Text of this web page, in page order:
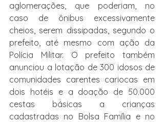
aglomerações, que poderiam, no
caso de ônibus excessivamente
cheios, serem dissipadas, segundo o
prefeito, até mesmo com ação da
Polícia Militar. O prefeito também
anunciou a lotação de 300 idosos de
comunidades carentes cariocas em
dois hotéis e a doação de 50.000
cestas básicas a crianças
cadastradas no Bolsa Família e no